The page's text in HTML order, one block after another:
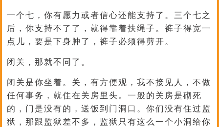
一个七，你有愿力或者信心还能支持了。三个七之
后，你支持不了了，就得靠着扶绳子。裤子得宽一
点儿，要是下身肿了，裤子必须得剪开。
闭关，那就不同了。
闭关是你坐着。关，有方便观，我不接见人，不做
任何事务，就住在关房里头。一般的关房是砌死
的，门是没有的，送饭到门洞口。你们没有住过监
狱，那跟监狱差不多，监狱只有这么一个小洞给你